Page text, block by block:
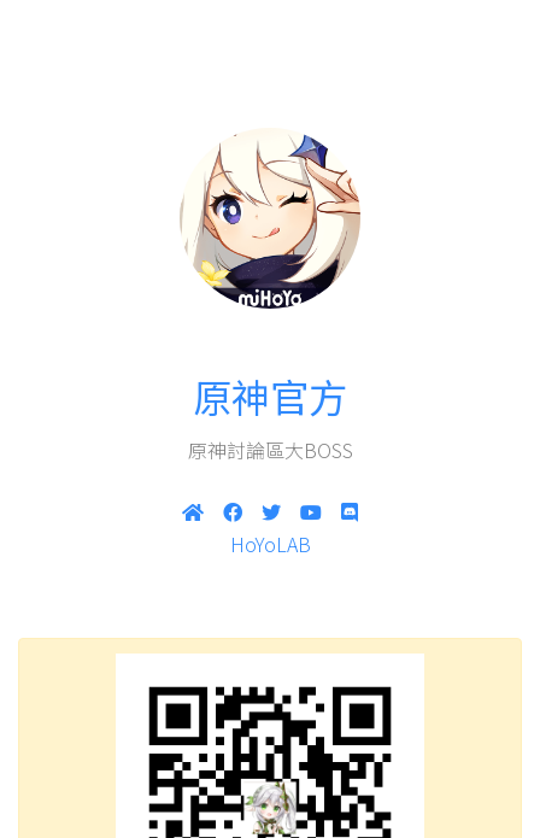
原神官方
原神討論區大BOSS
HoYoLAB